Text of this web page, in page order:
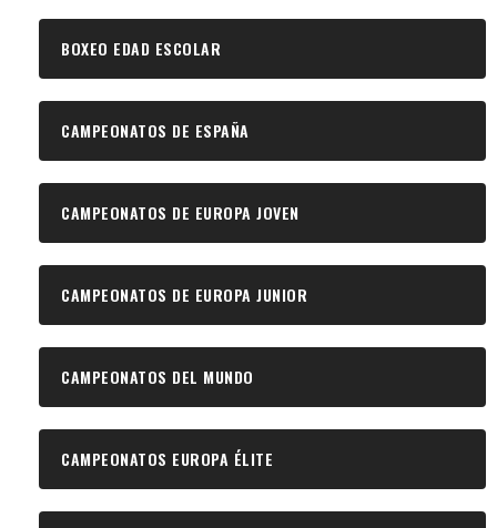
BOXEO EDAD ESCOLAR
CAMPEONATOS DE ESPAÑA
CAMPEONATOS DE EUROPA JOVEN
CAMPEONATOS DE EUROPA JUNIOR
CAMPEONATOS DEL MUNDO
CAMPEONATOS EUROPA ÉLITE